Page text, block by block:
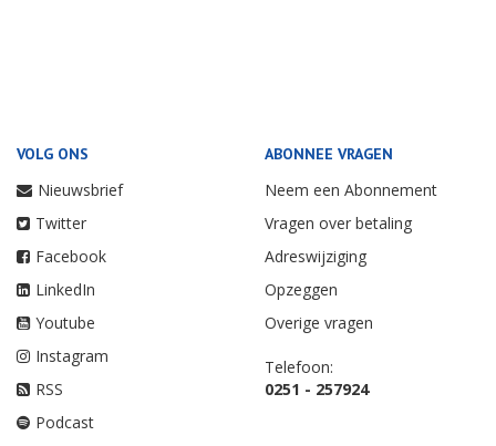
VOLG ONS
Nieuwsbrief
Twitter
Facebook
LinkedIn
Youtube
Instagram
RSS
Podcast
ABONNEE VRAGEN
Neem een Abonnement
Vragen over betaling
Adreswijziging
Opzeggen
Overige vragen
Telefoon:
0251 - 257924